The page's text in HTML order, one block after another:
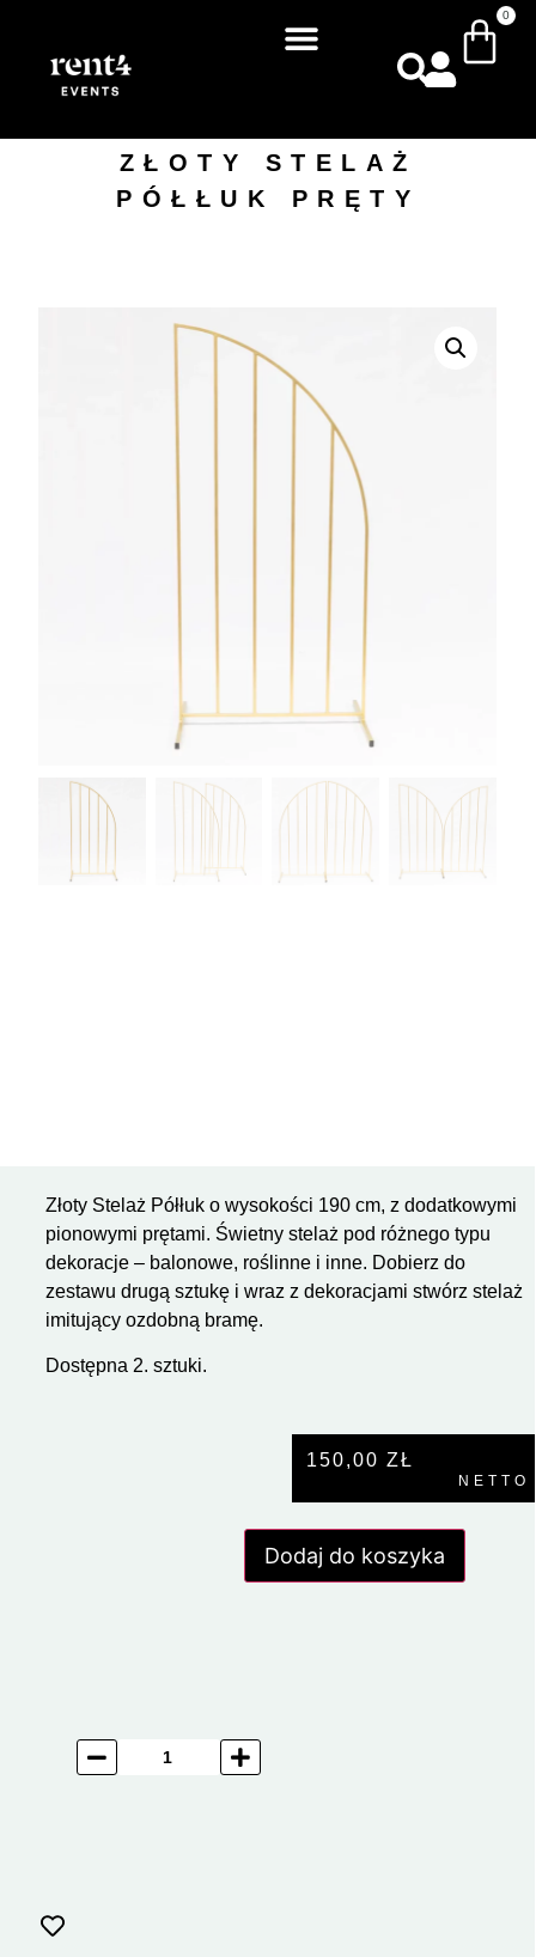
0
ZŁOTY STELAŻ
PÓŁŁUK PRĘTY
Złoty Stelaż Półłuk o wysokości 190 cm, z dodatkowymi
pionowymi prętami. Świetny stelaż pod różnego typu
dekoracje – balonowe, roślinne i inne. Dobierz do
zestawu drugą sztukę i wraz z dekoracjami stwórz stelaż
imitujący ozdobną bramę.
Dostępna 2. sztuki.
150,00 ZŁ
NETTO
Dodaj do koszyka